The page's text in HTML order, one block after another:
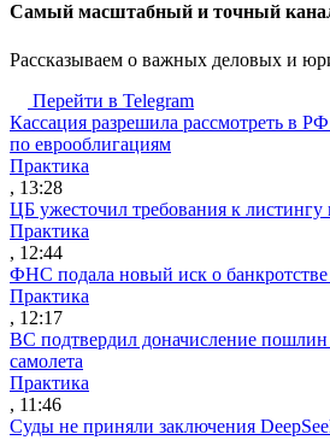
Cамый масштабный и точный
Рассказываем о важных деловых и
Перейти в Telegram
Кассация разрешила рассмотреть в
по еврооблигациям
Практика
, 13:28
ЦБ ужесточил требования к
Практика
, 12:44
ФНС подала новый иск о
Практика
, 12:17
ВС подтвердил доначисление
самолета
Практика
, 11:46
Суды не приняли заключения